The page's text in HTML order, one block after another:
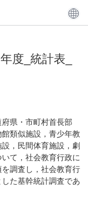
度_統計表_
県・市町村首長部
類似施設，青少年教
，民間体育施設，劇
て，社会教育行政に
調査し，社会教育行
た基幹統計調査であ